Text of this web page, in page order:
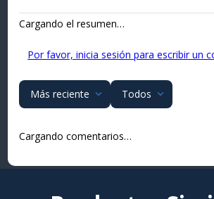
Cargando el resumen…
Por favor, inicia sesión para escribir un
Más reciente Todos
Cargando comentarios…